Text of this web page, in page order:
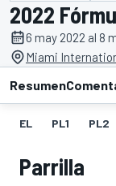
2022
6 may 2022 al 8
Miami
Resumen
EL PL1 PL2
Parrilla